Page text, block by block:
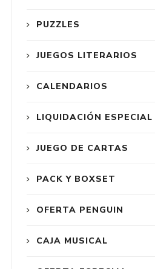
PUZZLES
JUEGOS LITERARIOS
CALENDARIOS
LIQUIDACIÓN ESPECIAL
JUEGO DE CARTAS
PACK Y BOXSET
OFERTA PENGUIN
CAJA MUSICAL